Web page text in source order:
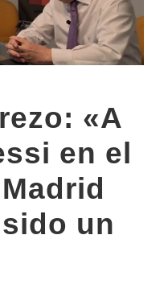
«A
en el
un